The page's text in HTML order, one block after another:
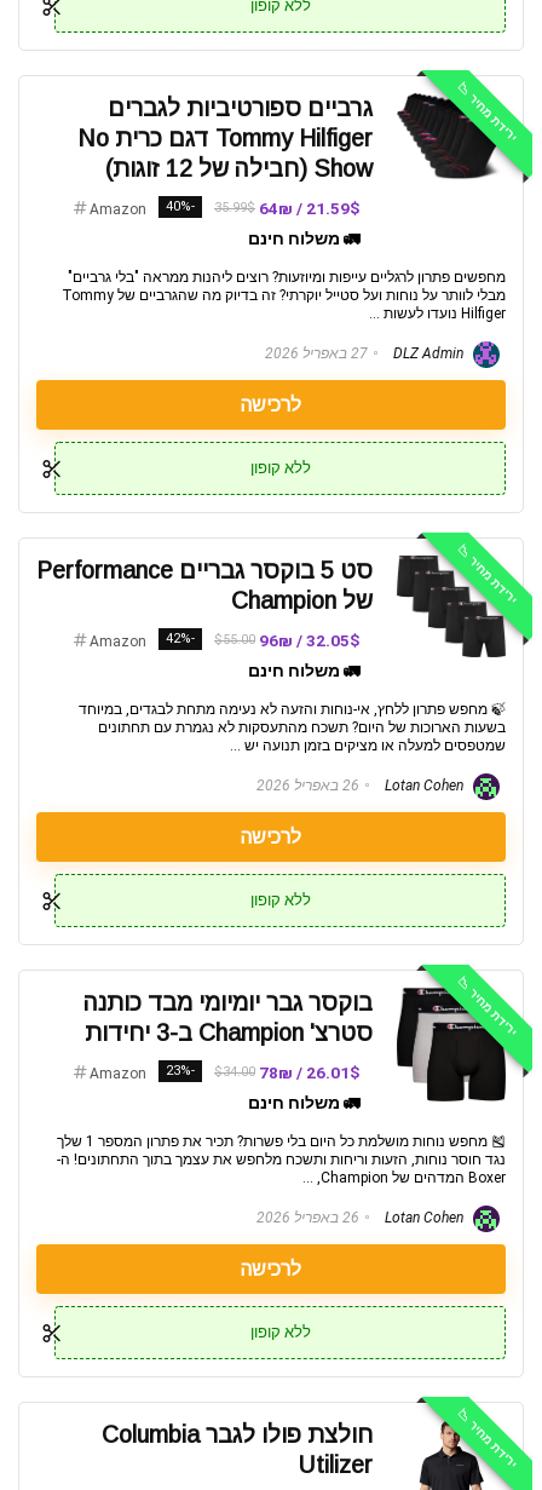
ללא קופון
ירידת מחיר 📉
גרביים ספורטיביות לגברים
Tommy Hilfiger דגם כרית No
Show (חבילה של 12 זוגות)
21.59$ / 64₪
35.99$
-40%
Amazon
🚛 משלוח חינם
מחפשים פתרון לרגליים עייפות ומיוזעות? רוצים ליהנות ממראה "בלי גרביים"
מבלי לוותר על נוחות ועל סטייל יוקרתי? זה בדיוק מה שהגרביים של Tommy
Hilfiger נועדו לעשות ...
27 באפריל 2026
לרכישה
ללא קופון
ירידת מחיר 📉
סט 5 בוקסר גבריים Performance
של Champion
32.05$ / 96₪
$55.00
-42%
Amazon
🚛 משלוח חינם
🍃 מחפש פתרון ללחץ, אי-נוחות והזעה לא נעימה מתחת לבגדים, במיוחד
בשעות הארוכות של היום? תשכח מהתעסקות לא נגמרת עם תחתונים
שמטפסים למעלה או מציקים בזמן תנועה יש ...
26 באפריל 2026
לרכישה
ללא קופון
ירידת מחיר 📉
בוקסר גבר יומיומי מבד כותנה
סטרצ' Champion ב-3 יחידות
26.01$ / 78₪
$34.00
-23%
Amazon
🚛 משלוח חינם
🎽 מחפש נוחות מושלמת כל היום בלי פשרות? תכיר את פתרון המספר 1 שלך
נגד חוסר נוחות, הזעות וריחות ותשכח מלחפש את עצמך בתוך התחתונים! ה-
Boxer המדהים של Champion, ...
26 באפריל 2026
לרכישה
ללא קופון
ירידת מחיר 📉
חולצת פולו לגבר Columbia
Utilizer